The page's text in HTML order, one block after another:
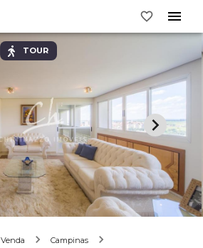
TOUR
Venda
Campinas